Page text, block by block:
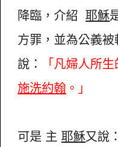
降臨，介紹耶穌
方罪，並為公義
說：
「凡婦人所
施洗約翰 。」
可是 主耶穌又說：